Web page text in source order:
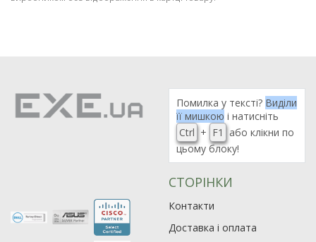
63
Помилка у тексті? Виділи
її мишкою і натисніть
Ctrl + F1
або клікни по
цьому блоку!
СТОРІНКИ
Контакти
Доставка і оплата